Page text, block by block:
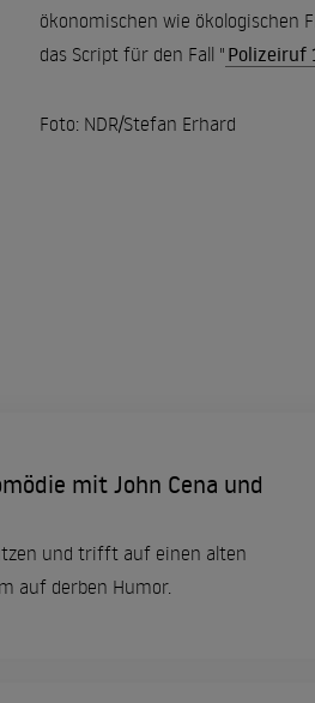
ökonomischen wie ökologischen
das Script für den Fall " Polizeiruf
Foto: NDR/Stefan Erhard
mit John Cena und
und trifft auf einen alten
auf derben Humor.